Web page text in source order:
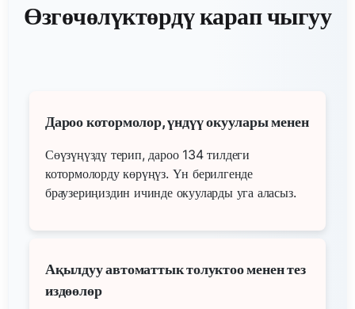
Өзгөчөлүктөрдү карап чыгуу
Дароо котормолор, үндүү окуулары менен
Сөүзүңүздү терип, дароо 134 тилдеги
котормолорду көрүңүз. Үн берилгенде
браузериңиздин ичинде окууларды уга аласыз.
Ақылдуу автоматтык толуктоо менен тез
издөөлөр